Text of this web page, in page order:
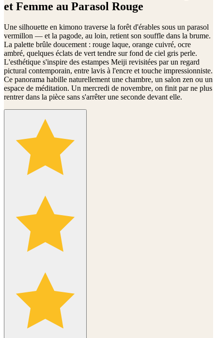
et Femme au Parasol Rouge
Une silhouette en kimono traverse la forêt d'érables sous un parasol
vermillon — et la pagode, au loin, retient son souffle dans la brume.
La palette brûle doucement : rouge laque, orange cuivré, ocre
ambré, quelques éclats de vert tendre sur fond de ciel gris perle.
L'esthétique s'inspire des estampes Meiji revisitées par un regard
pictural contemporain, entre lavis à l'encre et touche impressionniste.
Ce panorama habille naturellement une chambre, un salon zen ou un
espace de méditation. Un mercredi de novembre, on finit par ne plus
rentrer dans la pièce sans s'arrêter une seconde devant elle.